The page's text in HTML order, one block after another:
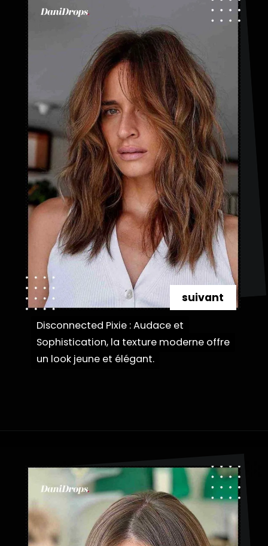
Disconnected Pixie : Audace et
Sophistication, la texture moderne offre
un look jeune et élégant.
Disconnected Pixie : Audace et
Sophistication, la texture moderne offre
un look jeune et élégant.
suivant